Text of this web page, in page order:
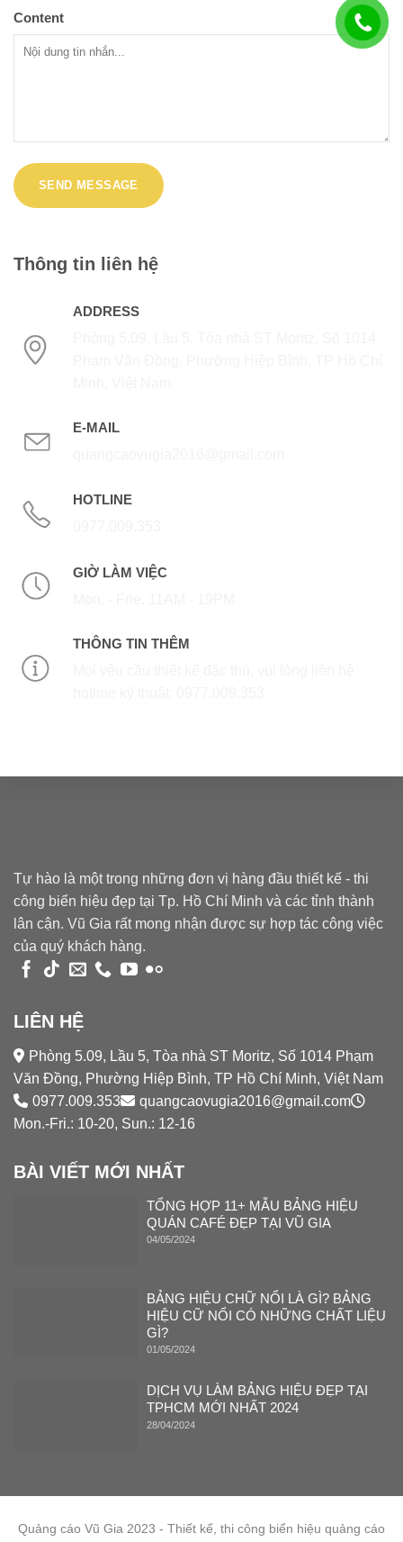
Content
Thông tin liên hệ
ADDRESS
E-MAIL
HOTLINE
GIỜ LÀM VIỆC
THÔNG TIN THÊM
Tự hào là một trong những đơn vị hàng đầu thiết kế - thi
công biển hiệu đẹp tại Tp. Hồ Chí Minh và các tỉnh thành
lân cận. Vũ Gia rất mong nhận được sự hợp tác công việc
của quý khách hàng.
LIÊN HỆ
Phòng 5.09, Lầu 5, Tòa nhà ST Moritz, Số 1014 Phạm
Văn Đồng, Phường Hiệp Bình, TP Hồ Chí Minh, Việt Nam
0977.009.353
quangcaovugia2016@gmail.com
Mon.-Fri.: 10-20, Sun.: 12-16
BÀI VIẾT MỚI NHẤT
TỔNG HỢP 11+ MẪU BẢNG HIỆU
QUÁN CAFÉ ĐẸP TẠI VŨ GIA
04/05/2024
BẢNG HIỆU CHỮ NỔI LÀ GÌ? BẢNG
HIỆU CỮ NỔI CÓ NHỮNG CHẤT LIỆU
GÌ?
01/05/2024
DỊCH VỤ LÀM BẢNG HIỆU ĐẸP TẠI
TPHCM MỚI NHẤT 2024
28/04/2024
Quảng cáo Vũ Gia 2023 - Thiết kế, thi công biển hiệu quảng cáo